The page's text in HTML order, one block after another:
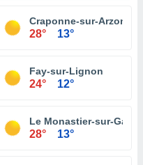
Craponne-sur-Arzon
28° 13°
Fay-sur-Lignon
24° 12°
Le Monastier-sur-
28° 13°